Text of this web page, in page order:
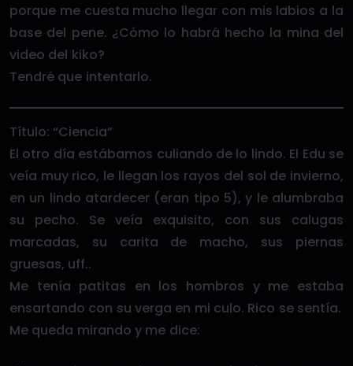
porque me cuesta mucho llegar con mis labios a la
base del pene. ¿Cómo lo habrá hecho la mina del
video del kiko?
Tendré que intentarlo.
Título: “Ciencia”
El otro día estábamos culiando de lo lindo. El Edu se
veía muy rico, le llegan los rayos del sol de invierno,
en un lindo atardecer (eran tipo 5), y le alumbraba
su pecho. Se veía exquisito, con sus calugas
marcadas, su carita de macho, sus piernas
gruesas, uff..
Me tenía patitas en los hombros y me estaba
ensartando con su verga en mi culo. Rico se sentía.
Me queda mirando y me dice: